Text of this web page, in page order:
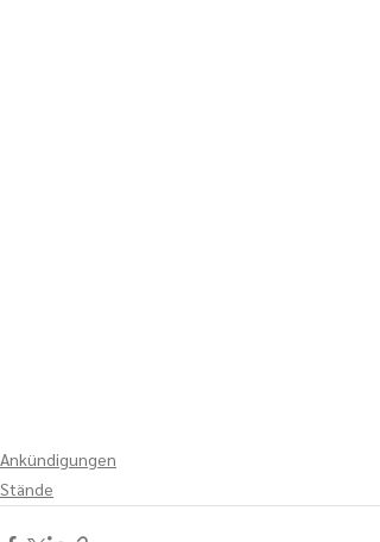
Ankündigungen
Stände